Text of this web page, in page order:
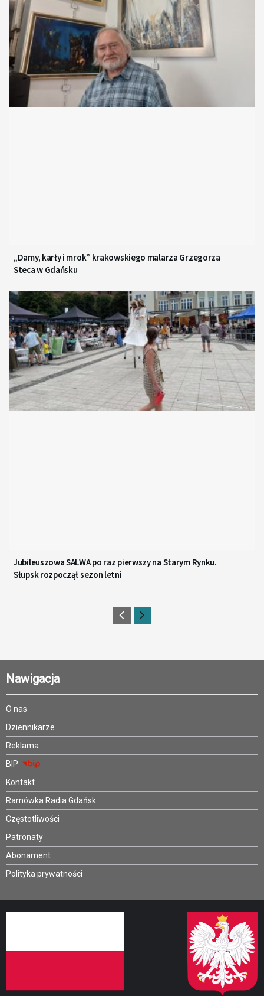
„Damy, karły i mrok” krakowskiego malarza Grzegorza
Steca w Gdańsku
Jubileuszowa SALWA po raz pierwszy na Starym Rynku.
Słupsk rozpoczął sezon letni
Nawigacja
O nas
Dziennikarze
Reklama
BIP
Kontakt
Ramówka Radia Gdańsk
Częstotliwości
Patronaty
Abonament
Polityka prywatności